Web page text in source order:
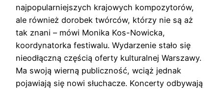
najpopularniejszych krajowych kompozytorów,
ale również dorobek twórców, którzy nie są aż
tak znani – mówi Monika Kos-Nowicka,
koordynatorka festiwalu. Wydarzenie stało się
nieodłączną częścią oferty kulturalnej Warszawy.
Ma swoją wierną publiczność, wciąż jednak
pojawiają się nowi słuchacze. Koncerty odbywają